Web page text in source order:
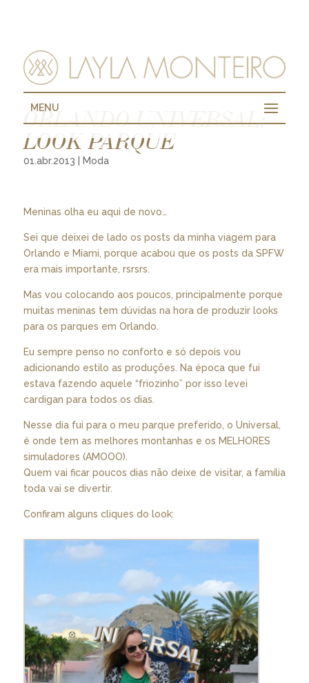
MENU
ORLANDO UNIVERSAL:
LOOK PARQUE
01.abr.2013 Moda
Meninas olha eu aqui de novo…
Sei que deixei de lado os posts da minha viagem para
Orlando e Miami, porque acabou que os posts da SPFW
era mais importante, rsrsrs.
Mas vou colocando aos poucos, principalmente porque
muitas meninas tem dúvidas na hora de produzir looks
para os parques em Orlando.
Eu sempre penso no conforto e só depois vou
adicionando estilo as produções. Na época que fui
estava fazendo aquele “friozinho” por isso levei
cardigan para todos os dias.
Nesse dia fui para o meu parque preferido, o Universal,
é onde tem as melhores montanhas e os MELHORES
simuladores (AMOOO).
Quem vai ficar poucos dias não deixe de visitar, a família
toda vai se divertir.
Confiram alguns cliques do look: